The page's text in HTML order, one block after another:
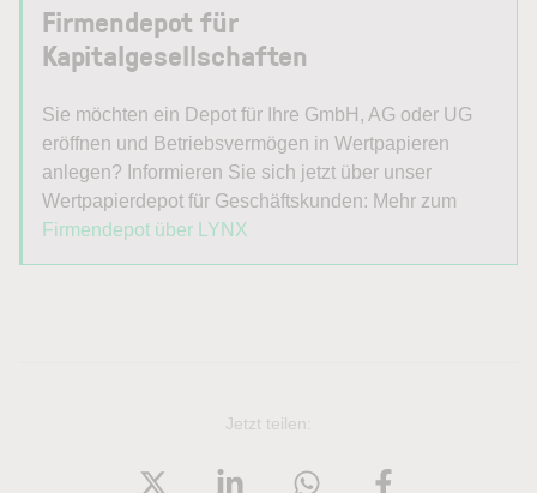
Firmendepot für
Kapitalgesellschaften
Sie möchten ein Depot für Ihre GmbH, AG oder UG
eröffnen und Betriebsvermögen in Wertpapieren
anlegen? Informieren Sie sich jetzt über unser
Wertpapierdepot für Geschäftskunden: Mehr zum
Firmendepot über LYNX
Jetzt teilen: